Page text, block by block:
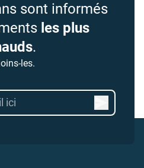
sont informés
les plus
.
les.